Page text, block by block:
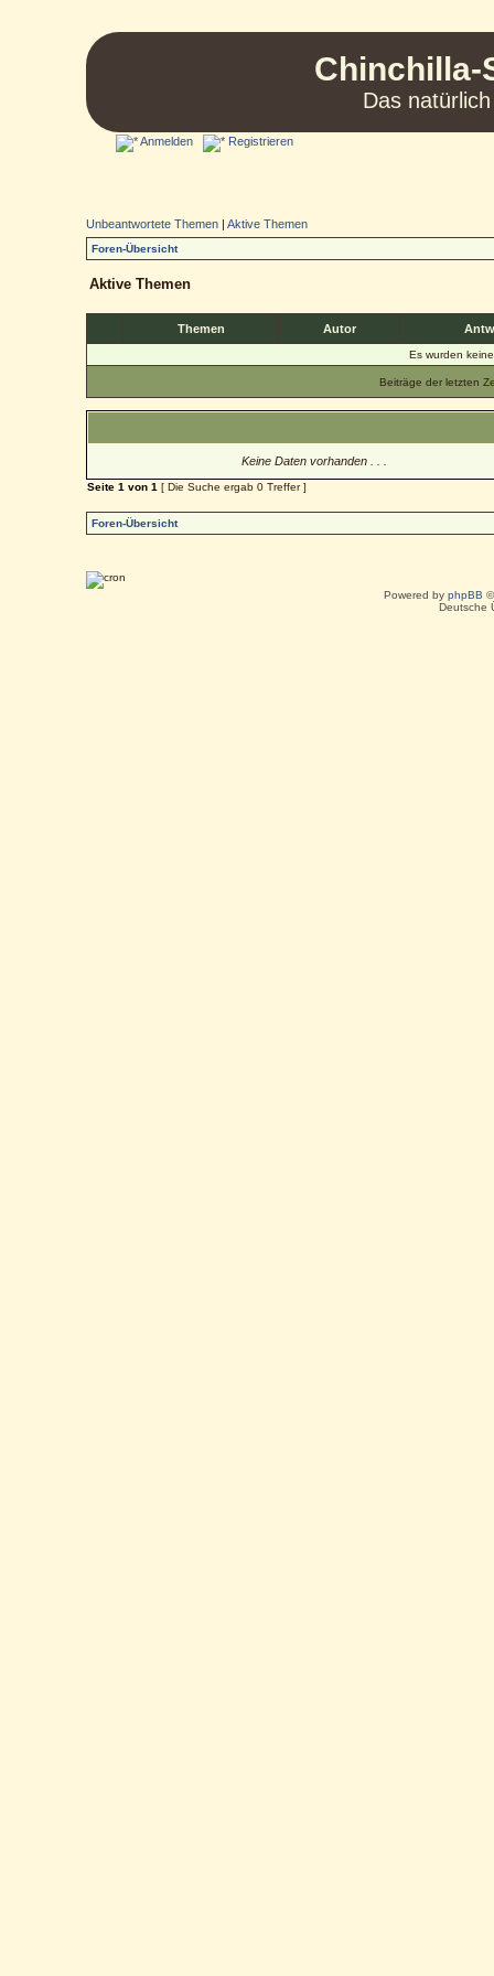
Chinchilla-
Das
Anmelden Registrieren
Unbeantwortete Themen |Aktive Themen
Foren-Übersicht
Aktive Themen
Themen Autor
Es wurden
Beiträge der letzten
Keine Daten vorhanden . . .
Seite1 von1 [ Die Suche ergab 0 Treffer ]
Foren-Übersicht
Powered by phpBB
Deutsche